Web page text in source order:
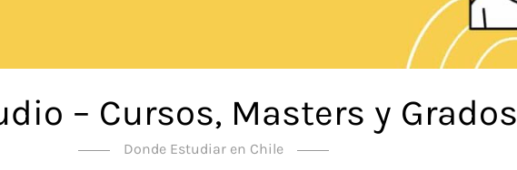
– Cursos, Masters y Grados
Donde Estudiar en Chile